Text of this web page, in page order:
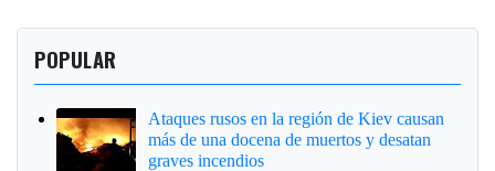
POPULAR
Ataques rusos en la región de Kiev causan
más de una docena de muertos y desatan
graves incendios